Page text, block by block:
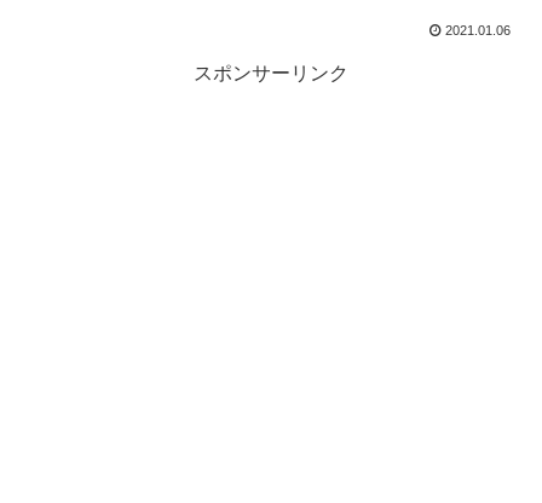
2021.01.06
スポンサーリンク